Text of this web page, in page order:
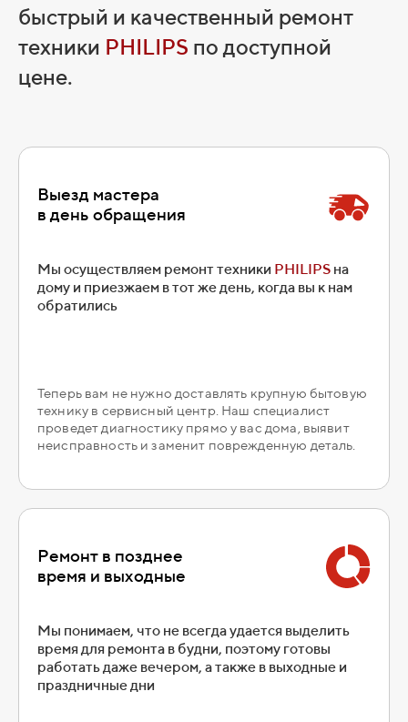
быстрый и качественный ремонт
техники PHILIPS по доступной
цене.
Выезд мастера
в день обращения
Мы осуществляем ремонт техники PHILIPS на
дому и приезжаем в тот же день, когда вы к нам
обратились
Теперь вам не нужно доставлять крупную бытовую
технику в сервисный центр. Наш специалист
проведет диагностику прямо у вас дома, выявит
неисправность и заменит поврежденную деталь.
Ремонт в позднее
время и выходные
Мы понимаем, что не всегда удается выделить
время для ремонта в будни, поэтому готовы
работать даже вечером, а также в выходные и
праздничные дни